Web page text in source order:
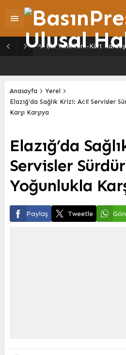
Anasayfa
Yerel
Elazığ’da Sağlık Krizi: Acil Servisler
Karşı Karşıya
Elazığ’da
Servisler
Yoğunlukla
Paylaş Tweetle